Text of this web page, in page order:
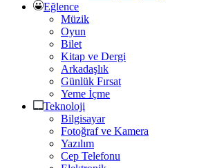
Eğlence
Müzik
Oyun
Bilet
Kitap ve Dergi
Arkadaşlık
Günlük Fırsat
Yeme İçme
Teknoloji
Bilgisayar
Fotoğraf ve Kamera
Yazılım
Cep Telefonu